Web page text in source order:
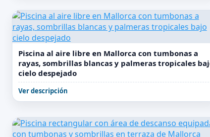
Piscina al aire libre en Mallorca con tumbonas a
rayas, sombrillas blancas y palmeras tropicales
cielo despejado
Ver descripción